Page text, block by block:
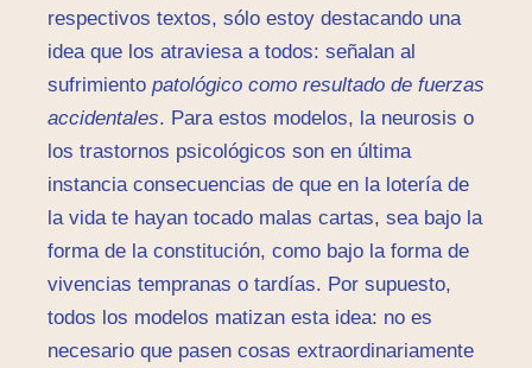
respectivos textos, sólo estoy destacando una
idea que los atraviesa a todos: señalan al
sufrimiento patológico como resultado de fuerzas
accidentales. Para estos modelos, la neurosis o
los trastornos psicológicos son en última
instancia consecuencias de que en la lotería de
la vida te hayan tocado malas cartas, sea bajo la
forma de la constitución, como bajo la forma de
vivencias tempranas o tardías. Por supuesto,
todos los modelos matizan esta idea: no es
necesario que pasen cosas extraordinariamente